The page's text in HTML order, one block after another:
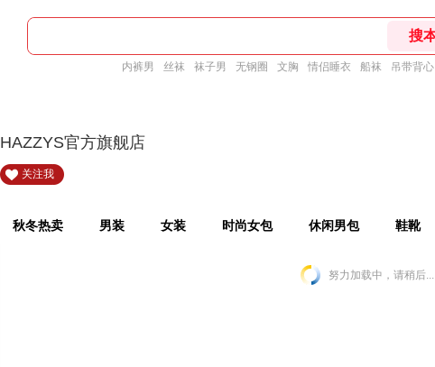
内裤男 丝袜 袜子男 无钢圈 文胸 情侣睡衣 船袜 吊带背心
HAZZYS官方旗舰店
关注我
秋冬热卖 男装 女装 时尚女包 休闲男包 鞋靴
努力加载中，请稍后...